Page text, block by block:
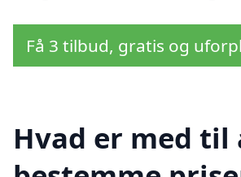
Få 3 tilbud, gratis og
Hvad er med til